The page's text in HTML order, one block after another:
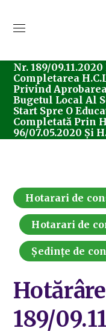
Nr. 189/
Completarea
Privind
Bugetul Local Al
Start Spre O
Completată Prin
96/07.05.2020 Și
Hotarari de
Hotarari de
Ședințe de
189/